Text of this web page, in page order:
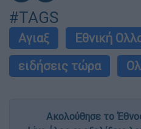
#TAGS
Αγιαξ
Εθνική
ειδήσεις τώρα
Ακολούθησε το